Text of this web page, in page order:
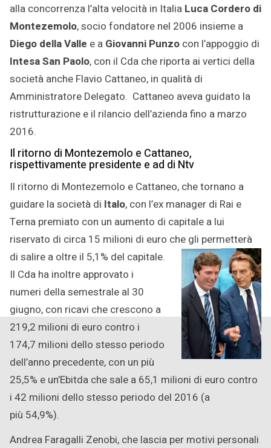
alla concorrenza l’alta velocità in Italia Luca Cordero di
Montezemolo, socio fondatore nel 2006 insieme a
Diego della Valle e a Giovanni Punzo con l’appoggio di
Intesa San Paolo, con il Cda che riporta ai vertici della
società anche Flavio Cattaneo, in qualità di
Amministratore Delegato. Cattaneo aveva guidato la
ristrutturazione e il rilancio dell’azienda fino a marzo
2016.
Il ritorno di Montezemolo e Cattaneo,
rispettivamente presidente e ad di Ntv
Il ritorno di Montezemolo e Cattaneo, che tornano a
guidare la società di Italo, con l’ex manager di Rai e
Terna premiato con un aumento di capitale a lui
riservato di circa 15 milioni di euro che gli permetterà
di salire a oltre il 5,1% del capitale.
Il Cda ha inoltre approvato i
numeri della semestrale al 30
giugno, con ricavi che crescono a
219,2 milioni di euro contro i
174,7 milioni dello stesso periodo
dell’anno precedente, con un più
25,5% e un’Ebitda che sale a 65,1 milioni di euro contro
i 42 milioni dello stesso periodo del 2016 (a
più 54,9%).
Andrea Faragalli Zenobi, che lascia per motivi personali